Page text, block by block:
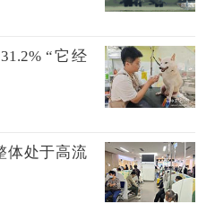
“它经
体处于高流